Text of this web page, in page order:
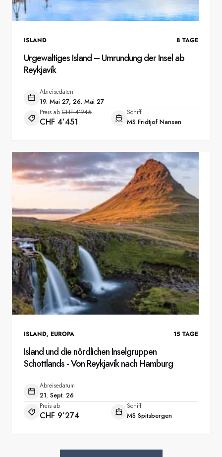
ISLAND 8 TAGE
Urgewaltiges Island – Umrundung der Insel ab
Reykjavík
Abreisedaten
19. Mai 27, 26. Mai 27
Preis ab CHF 4’946
CHF 4’451
Schiff
MS Fridtjof Nansen
ISLAND, EUROPA 15 TAGE
Island und die nördlichen Inselgruppen
Schottlands - Von Reykjavík nach Hamburg
Abreisedatum
21. Sept. 26
Preis ab
CHF 9’274
Schiff
MS Spitsbergen